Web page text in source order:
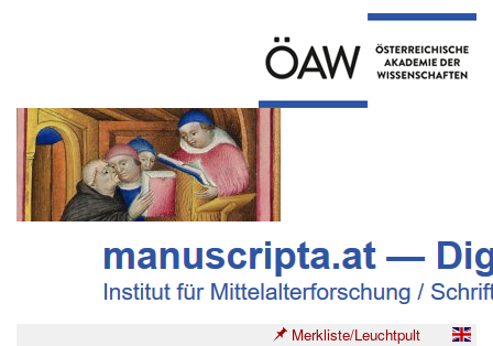
Merkliste/Leuchtpult